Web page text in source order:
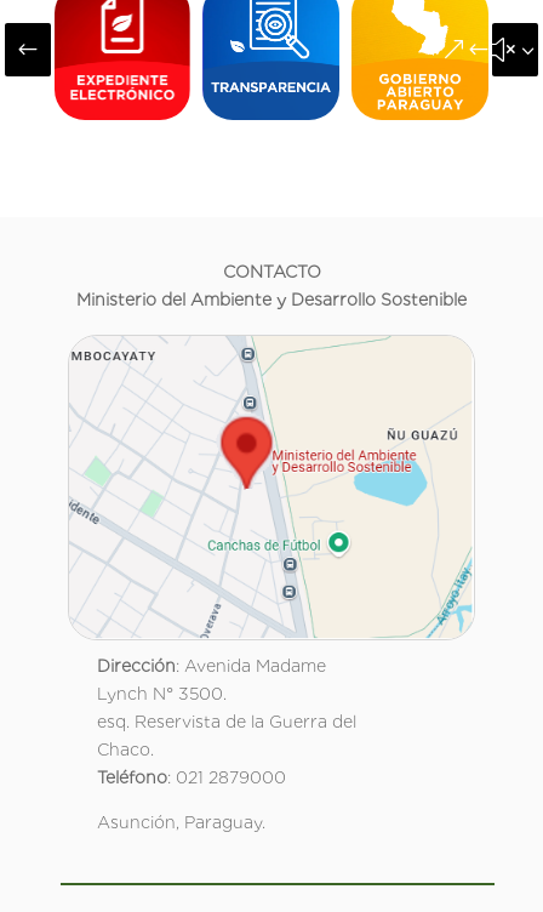
#
CONTACTO
Ministerio del Ambiente y Desarrollo Sostenible
Dirección: Avenida Madame
Lynch N° 3500.
esq. Reservista de la Guerra del
Chaco.
Teléfono: 021 2879000
Asunción, Paraguay.